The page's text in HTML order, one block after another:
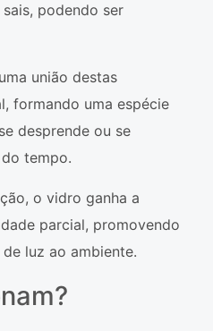
podendo ser
união destas
formando uma espécie
desprende ou se
tempo.
o vidro ganha a
parcial, promovendo
luz ao ambiente.